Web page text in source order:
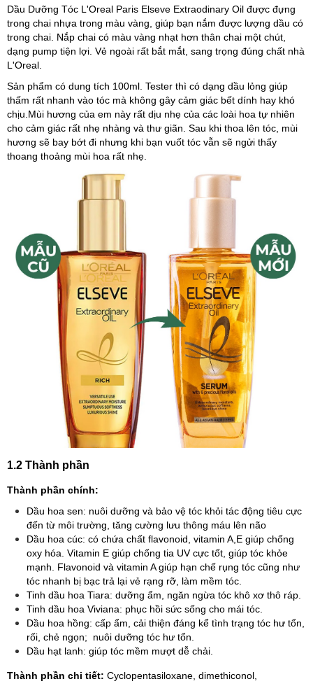
Dầu Dưỡng Tóc L'Oreal Paris Elseve Extraodinary Oil được đựng
trong chai nhựa trong màu vàng, giúp bạn nắm được lượng dầu có
trong chai. Nắp chai có màu vàng nhạt hơn thân chai một chút,
dạng pump tiện lợi. Vẻ ngoài rất bắt mắt, sang trọng đúng chất nhà
L'Oreal.
Sản phẩm có dung tích 100ml. Tester thì có dạng dầu lỏng giúp
thấm rất nhanh vào tóc mà không gây cảm giác bết dính hay khó
chịu.Mùi hương của em này rất dịu nhẹ của các loài hoa tự nhiên
cho cảm giác rất nhẹ nhàng và thư giãn. Sau khi thoa lên tóc, mùi
hương sẽ bay bớt đi nhưng khi bạn vuốt tóc vẫn sẽ ngửi thấy
thoang thoảng mùi hoa rất nhẹ.
1.2 Thành phần
Thành phần chính:
Dầu hoa sen: nuôi dưỡng và bảo vệ tóc khỏi tác động tiêu cực
đến từ môi trường, tăng cường lưu thông máu lên não
Dầu hoa cúc: có chứa chất flavonoid, vitamin A,E giúp chống
oxy hóa. Vitamin E giúp chống tia UV cực tốt, giúp tóc khỏe
mạnh. Flavonoid và vitamin A giúp hạn chế rụng tóc cũng như
tóc nhanh bị bạc trả lại vẻ rạng rỡ, làm mềm tóc.
Tinh dầu hoa Tiara: dưỡng ẩm, ngăn ngừa tóc khô xơ thô ráp.
Tinh dầu hoa Viviana: phục hồi sức sống cho mái tóc.
Dầu hoa hồng: cấp ẩm, cải thiện đáng kể tình trạng tóc hư tổn,
rối, chẻ ngọn; nuôi dưỡng tóc hư tổn.
Dầu hạt lanh: giúp tóc mềm mượt dễ chải.
Thành phần chi tiết: Cyclopentasiloxane, dimethiconol,